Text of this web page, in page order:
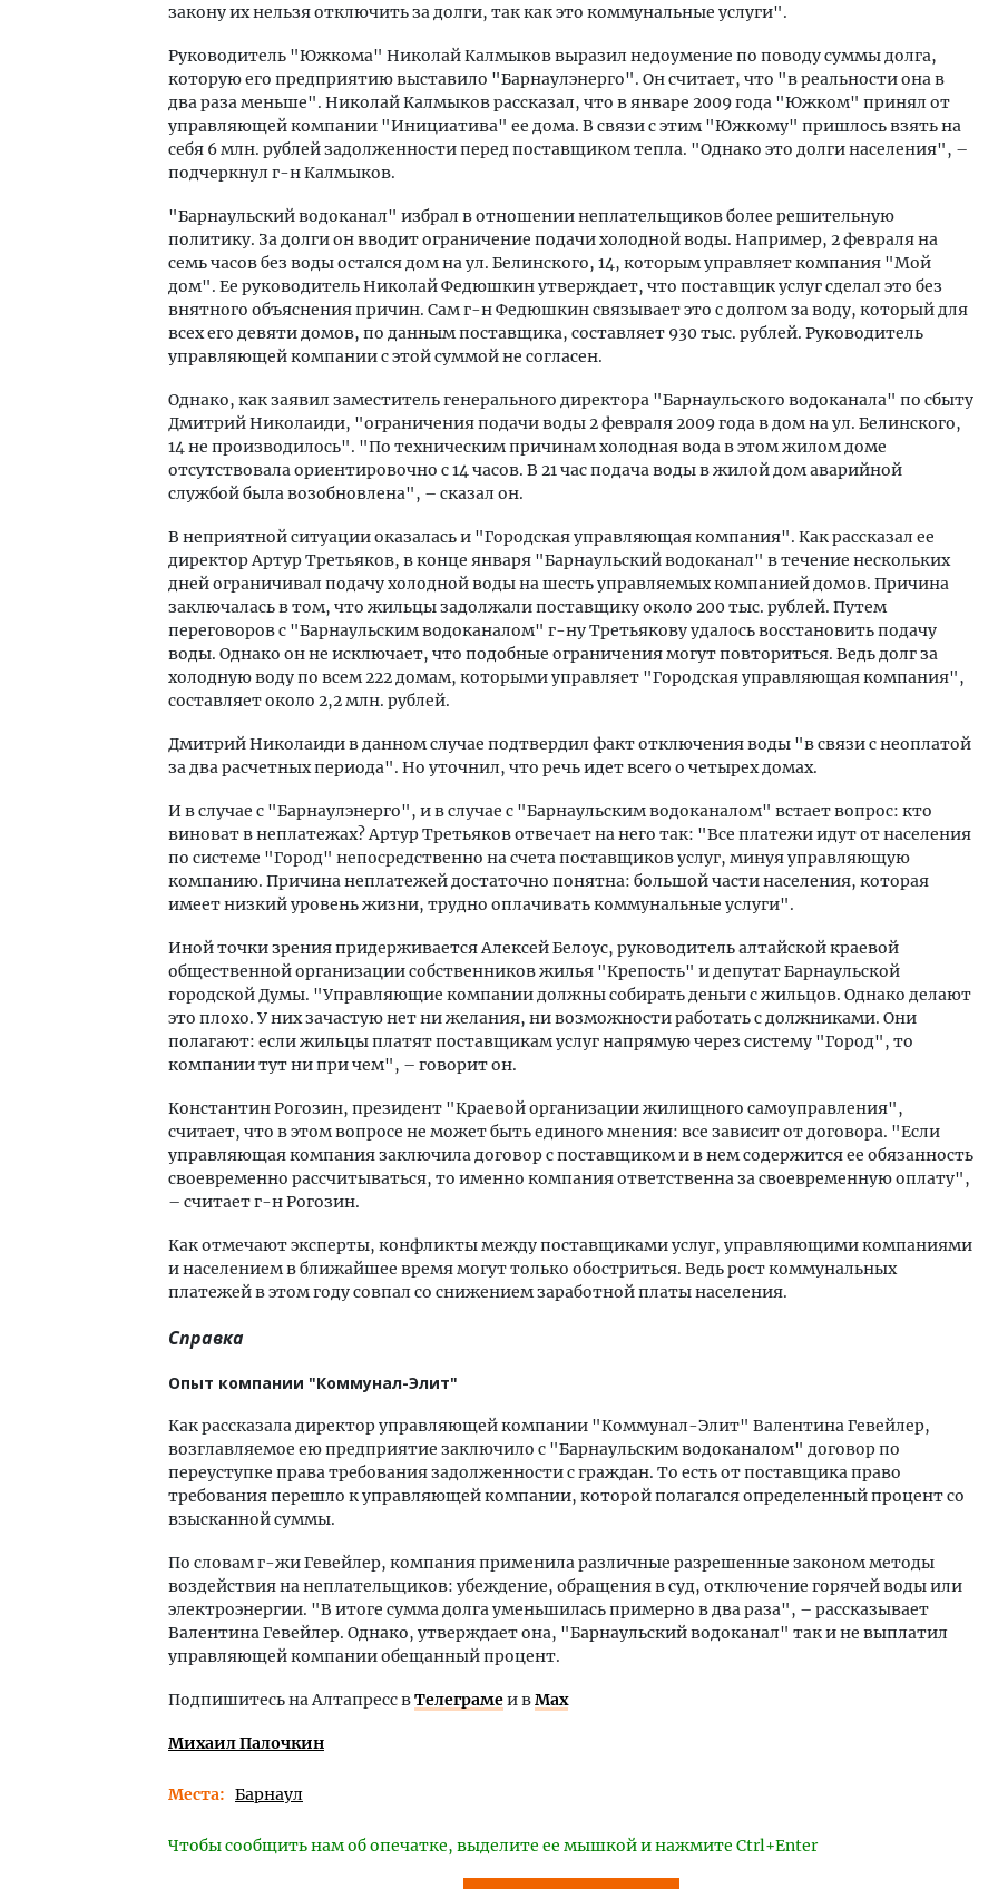
закону их нельзя отключить за долги, так как это коммунальные услуги".
Руководитель "Южкома" Николай Калмыков выразил недоумение по поводу суммы долга,
которую его предприятию выставило "Барнаулэнерго". Он считает, что "в реальности она в
два раза меньше". Николай Калмыков рассказал, что в январе 2009 года "Южком" принял от
управляющей компании "Инициатива" ее дома. В связи с этим "Южкому" пришлось взять на
себя 6 млн. рублей задолженности перед поставщиком тепла. "Однако это долги населения", –
подчеркнул г-н Калмыков.
"Барнаульский водоканал" избрал в отношении неплательщиков более решительную
политику. За долги он вводит ограничение подачи холодной воды. Например, 2 февраля на
семь часов без воды остался дом на ул. Белинского, 14, которым управляет компания "Мой
дом". Ее руководительНиколай Федюшкинутверждает, что поставщик услуг сделал это без
внятного объяснения причин. Сам г-н Федюшкин связывает это с долгом за воду, который для
всех его девяти домов, по данным поставщика, составляет 930 тыс. рублей. Руководитель
управляющей компании с этой суммой не согласен.
Однако, как заявил заместитель генерального директора "Барнаульского водоканала" по сбыту
Дмитрий Николаиди, "ограничения подачи воды 2 февраля 2009 года в дом на ул. Белинского,
14 не производилось". "По техническим причинам холодная вода в этом жилом доме
отсутствовала ориентировочно с 14 часов. В 21 час подача воды в жилой дом аварийной
службой была возобновлена", – сказал он.
В неприятной ситуации оказалась и "Городская управляющая компания". Как рассказал ее
директор Артур Третьяков, в конце января "Барнаульский водоканал" в течение нескольких
дней ограничивал подачу холодной воды на шесть управляемых компанией домов. Причина
заключалась в том, что жильцы задолжали поставщику около 200 тыс. рублей. Путем
переговоров с "Барнаульским водоканалом" г-ну Третьякову удалось восстановить подачу
воды. Однако он не исключает, что подобные ограничения могут повториться. Ведь долг за
холодную воду по всем 222 домам, которыми управляет "Городская управляющая компания",
составляет около 2,2 млн. рублей.
Дмитрий Николаиди в данном случае подтвердил факт отключения воды "в связи с неоплатой
за два расчетных периода". Но уточнил, что речь идет всего о четырех домах.
И в случае с "Барнаулэнерго", и в случае с "Барнаульским водоканалом" встает вопрос: кто
виноват в неплатежах? Артур Третьяков отвечает на него так: "Все платежи идут от населения
по системе "Город" непосредственно на счета поставщиков услуг, минуя управляющую
компанию. Причина неплатежей достаточно понятна: большой части населения, которая
имеет низкий уровень жизни, трудно оплачивать коммунальные услуги".
Иной точки зрения придерживается Алексей Белоус, руководитель алтайской краевой
общественной организации собственников жилья "Крепость" и депутат Барнаульской
городской Думы. "Управляющие компании должны собирать деньги с жильцов. Однако делают
это плохо. У них зачастую нет ни желания, ни возможности работать с должниками. Они
полагают: если жильцы платят поставщикам услуг напрямую через систему "Город", то
компании тут ни при чем", – говорит он.
Константин Рогозин, президент "Краевой организации жилищного самоуправления",
считает, что в этом вопросе не может быть единого мнения: все зависит от договора. "Если
управляющая компания заключила договор с поставщиком и в нем содержится ее обязанность
своевременно рассчитываться, то именно компания ответственна за своевременную оплату",
– считает г-н Рогозин.
Как отмечают эксперты, конфликты между поставщиками услуг, управляющими компаниями
и населением в ближайшее время могут только обостриться. Ведь рост коммунальных
платежей в этом году совпал со снижением заработной платы населения.
Справка
Опыт компании "Коммунал-Элит"
Как рассказала директор управляющей компании "Коммунал-Элит" Валентина Гевейлер,
возглавляемое ею предприятие заключило с "Барнаульским водоканалом" договор по
переуступке права требования задолженности с граждан. То есть от поставщика право
требования перешло к управляющей компании, которой полагался определенный процент со
взысканной суммы.
По словам г-жи Гевейлер, компания применила различные разрешенные законом методы
воздействия на неплательщиков: убеждение, обращения в суд, отключение горячей воды или
электроэнергии. "В итоге сумма долга уменьшилась примерно в два раза", – рассказывает
Валентина Гевейлер. Однако, утверждает она, "Барнаульский водоканал" так и не выплатил
управляющей компании обещанный процент.
Подпишитесь на Алтапресс вТелеграмеи вMax
Михаил Палочкин
Места Барнаул
Чтобы сообщить нам об опечатке, выделите ее мышкой и нажмите Ctrl+Enter